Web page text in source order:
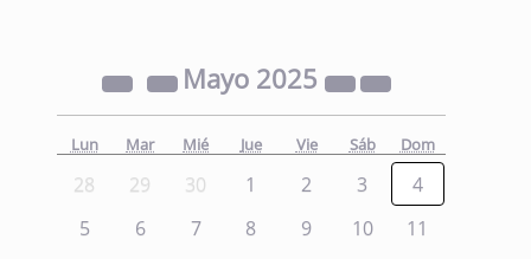
Mayo 2025
Lun Mar Mié Jue Vie Sáb Dom
28 29 30 1 2 3
4
5
6 7 8 9 10
11